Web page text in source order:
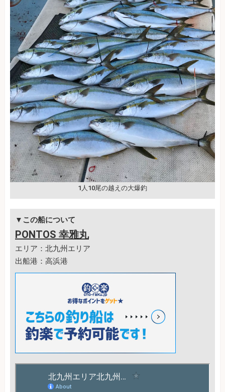
1人10尾の越えの大爆釣
▼この船について
PONTOS 幸雅丸
エリア：北九州エリア
出船港：高浜港